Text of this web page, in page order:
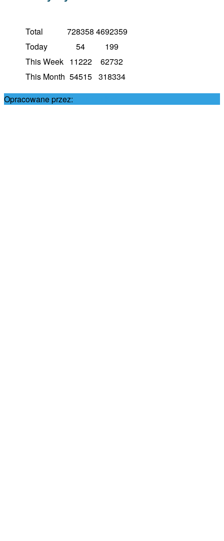
Total 728358 4692359
Today
54
199
This Week 11222
62732
This Month 54515 318334
Opracowane przez: